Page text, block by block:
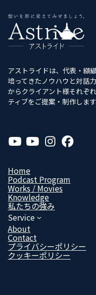
アストライドは、代表・纐
培ってきたノウハウと対話
からクライアント様それぞ
ティブをご提案・制作します
ア
イ
リ
ン
ク
ア
イ
リ
ン
ク
ア
イ
ン
ク
ア
イ
ン
ク
Home
Podcast Program
Works / Movies
Know­ledge
私たちの強み
Service
About
Contact
プライバシーポリシー
クッキーポリシー